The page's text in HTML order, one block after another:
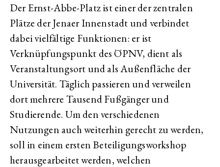
Der Ernst-Abbe-Platz ist einer der zentralen
Plätze der Jenaer Innenstadt und verbindet
dabei vielfältige Funktionen: er ist
Verknüpfungspunkt des ÖPNV, dient als
Veranstaltungsort und als Außenfläche der
Universität. Täglich passieren und verweilen
dort mehrere Tausend Fußgänger und
Studierende. Um den verschiedenen
Nutzungen auch weiterhin gerecht zu werden,
soll in einem ersten Beteiligungsworkshop
herausgearbeitet werden, welchen